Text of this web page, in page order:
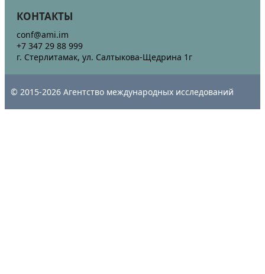
КОНТАКТЫ
conf@ami.im
+7 347 29 88 999
г. Стерлитамак, ул. Салтыкова-Щедрина 1г
© 2015-2026 Агентство международных исследований